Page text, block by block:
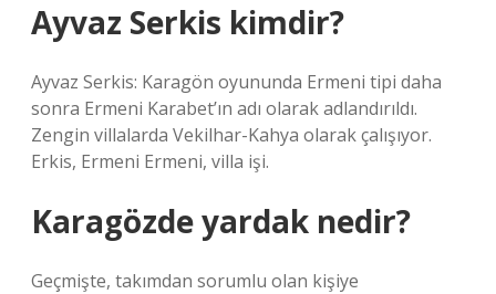
Ayvaz Serkis kimdir?
Ayvaz Serkis: Karagön oyununda Ermeni tipi daha
sonra Ermeni Karabet’ın adı olarak adlandırıldı.
Zengin villalarda Vekilhar-Kahya olarak çalışıyor.
Erkis, Ermeni Ermeni, villa işi.
Karagözde yardak nedir?
Geçmişte, takımdan sorumlu olan kişiye